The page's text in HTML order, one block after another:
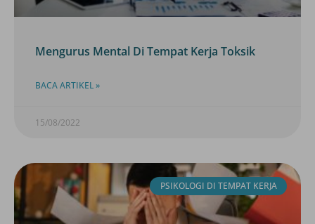
Mengurus Mental Di Tempat Kerja Toksik
BACA ARTIKEL »
15/08/2022
PSIKOLOGI DI TEMPAT KERJA